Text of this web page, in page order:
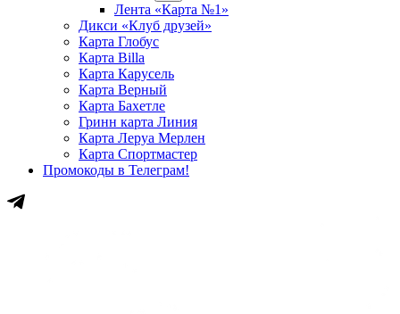
Лента «Карта №1»
Дикси «Клуб друзей»
Карта Глобус
Карта Billa
Карта Карусель
Карта Верный
Карта Бахетле
Гринн карта Линия
Карта Леруа Мерлен
Карта Спортмастер
Промокоды в Телеграм!